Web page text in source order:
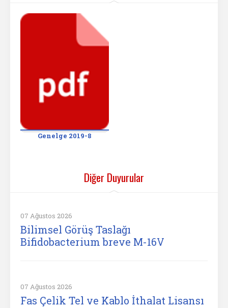
Genelge 2019-8
Diğer Duyurular
07 Ağustos 2026
Bilimsel Görüş Taslağı
Bifidobacterium breve M-16V
07 Ağustos 2026
Fas Çelik Tel ve Kablo İthalat Lisansı